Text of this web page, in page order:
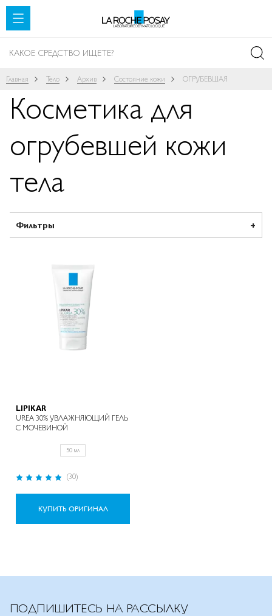
SKIP TO CONTENT
Главная Тело Архив Состояние кожи ОГРУБЕВШАЯ
Косметика для
огрубевшей кожи
тела
Фильтры
LIPIKAR
UREA 30% УВЛАЖНЯЮЩИЙ ГЕЛЬ
С МОЧЕВИНОЙ
50 мл
Рейтинг:
(30)
КУПИТЬ ОРИГИНАЛ
ПОДПИШИТЕСЬ НА РАССЫЛКУ